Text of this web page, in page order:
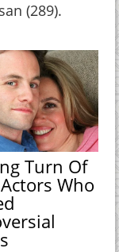
(289).
Turn Of
Who